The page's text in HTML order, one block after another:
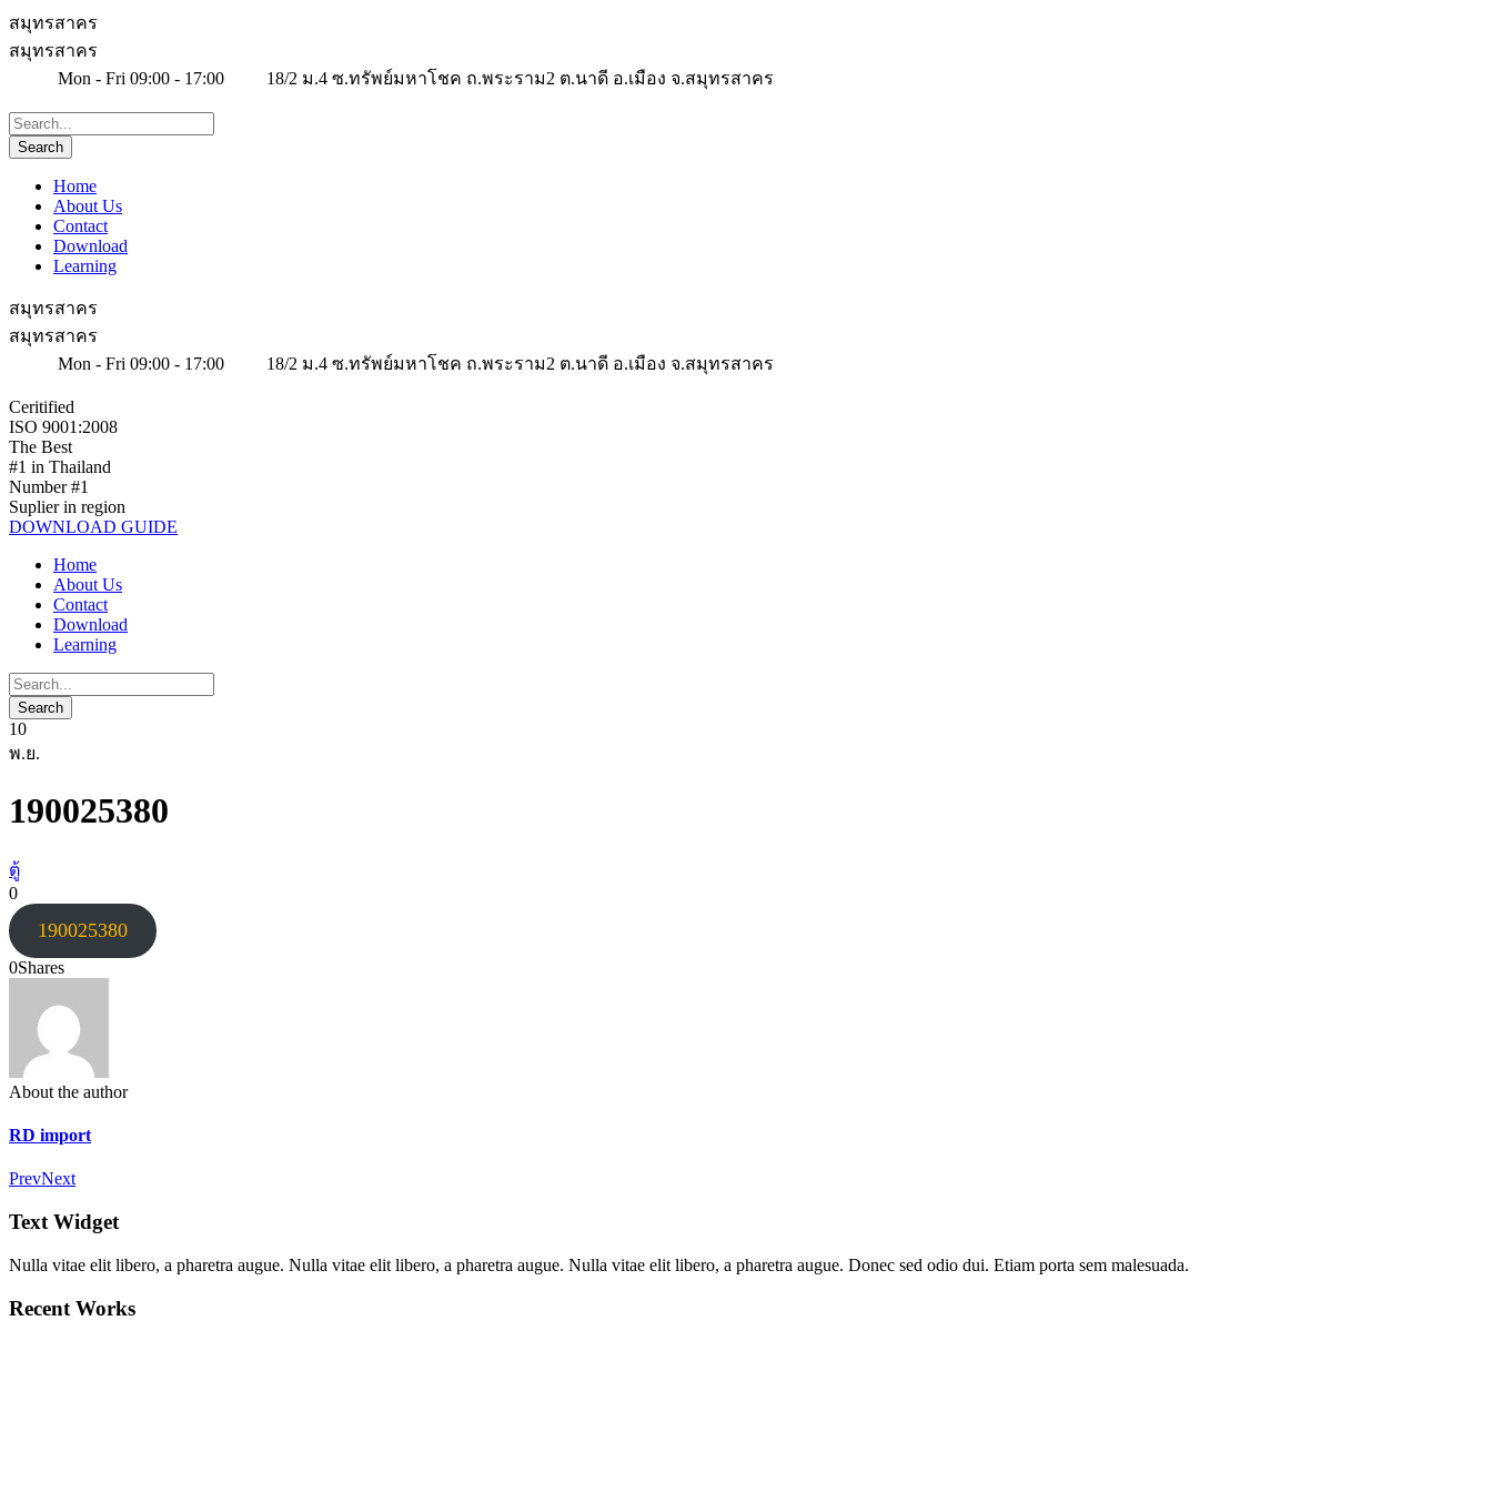
สมุทรสาคร
สมุทรสาคร
Mon - Fri 09:00 - 17:00
18/2 ม.4 ซ.ทรัพย์มหาโชค ถ.พระราม2 ต.นาดี อ.เมือง จ.สมุทรสาคร
Home
About Us
Contact
Download
Learning
สมุทรสาคร
สมุทรสาคร
Mon - Fri 09:00 - 17:00
18/2 ม.4 ซ.ทรัพย์มหาโชค ถ.พระราม2 ต.นาดี อ.เมือง จ.สมุทรสาคร
Ceritified
ISO 9001:2008
The Best
#1 in Thailand
Number #1
Suplier in region
DOWNLOAD GUIDE
Home
About Us
Contact
Download
Learning
10
พ.ย.
190025380
ตู้
0
190025380
0Shares
About the author
RD import
PrevNext
Text Widget
Nulla vitae elit libero, a pharetra augue. Nulla vitae elit libero, a pharetra augue. Nulla vitae elit libero, a pharetra augue. Donec sed odio dui. Etiam porta sem malesuada.
Recent Works